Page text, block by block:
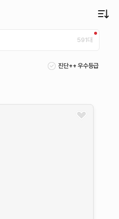
591대
진단++ 우수등급